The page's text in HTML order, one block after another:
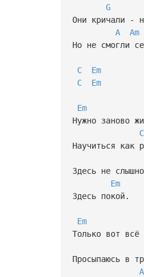
G
Они кричали -
A
Am
Но не смогли
C
Em
C
Em
Em
Нужно заново
C
Научиться как
Здесь не
Em
Здесь покой.
Em
Только вот всё
Просыпаюсь в